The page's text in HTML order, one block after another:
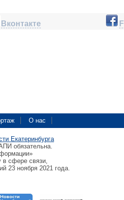
Вконтакте
О нас
Екатеринбурга
обязательна.
в сфере связи,
23 ноября 2021 года.